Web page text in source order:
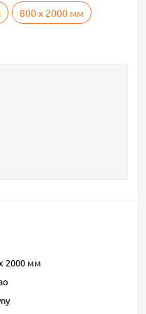
800 х 2000 мм
2000 мм